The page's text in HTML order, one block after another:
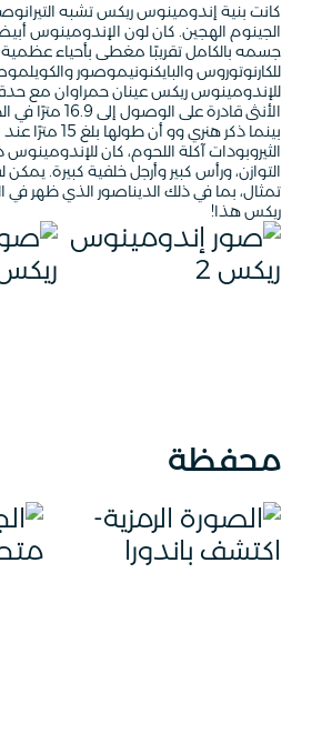
كانت بنية إندومينوس ريكس تشبه
الجينوم الهجين. كان لون الإندومينوس
جسمه بالكامل تقريبًا مغطى بأحياء عظمية
للكارنوتوروس والبايكنونيموصور
للإندومينوس ريكس عينان حمراوان مع
بينما ذكر هنري
الثيروبودات آكلة اللحوم، كان
التوازن، ورأس كبير وأرجل خلفية كبيرة.
تمثال، بما في ذلك الديناصور الذي ظهر
ريكس هذا!
محفظة